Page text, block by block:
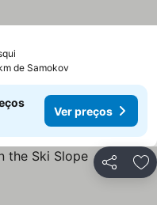
de Samokov
Ver preços
Partilhar